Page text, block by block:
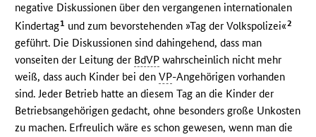
negative Diskussionen über den vergangenen internationalen
Kindertag1 und zum bevorstehenden »Tag der Volkspolizei«2
geführt. Die Diskussionen sind dahingehend, dass man
vonseiten der Leitung der BdVP wahrscheinlich nicht mehr
weiß, dass auch Kinder bei denVP-Angehörigen vorhanden
sind. Jeder Betrieb hatte an diesem Tag an die Kinder der
Betriebsangehörigen gedacht, ohne besonders große Unkosten
zu machen. Erfreulich wäre es schon gewesen, wenn man die